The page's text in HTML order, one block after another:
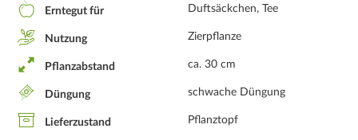
Erntegut für Duftsäckchen, Tee
Nutzung Zierpflanze
Pflanzabstand ca. 30 cm
Düngung schwache Düngung
Lieferzustand Pflanztopf